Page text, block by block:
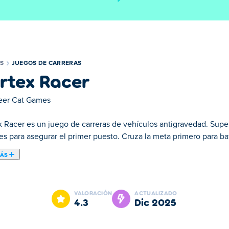
JUEGOS DE CARRERAS
Racer
Cat Games
Racer es un juego de carreras de vehículos antigravedad.
para asegurar el primer puesto. Cruza la meta primero para
en Vortex Racer! En este juego de carreras en 3D, pilotas un
por el camino para disparar a tus rivales. Si los alcanzas,
hay niveles contrarreloj, donde tendrás que conducir
VALORACIÓN
4.3
ACTUALIZADO
dic 2025